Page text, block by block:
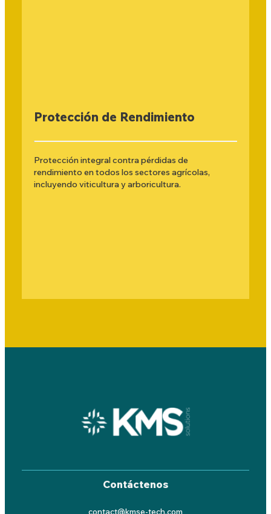
Protección de Rendimiento
Protección integral contra pérdidas de
rendimiento en todos los sectores agrícolas,
incluyendo viticultura y arboricultura.
Contáctenos
contact@kmse-tech.com